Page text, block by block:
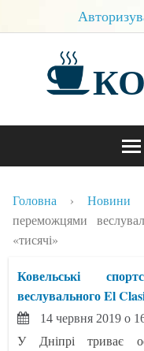
Головна Новини
переможцями
«тисячі»
Ковельські
веслувального El
14 червня 2019 о
У Дніпрі триває